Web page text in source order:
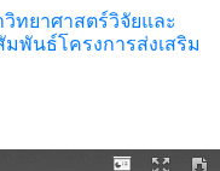
ทยาศาสตร์วิจัยและ
พันธ์โครงการส่งเสริม